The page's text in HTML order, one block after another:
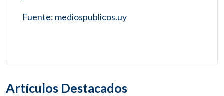
Fuente: mediospublicos.uy
Artículos Destacados